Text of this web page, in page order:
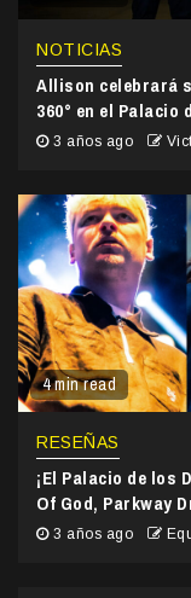
NOTICIAS
Allison celebrará
360° en el Palacio
3 años ago
4 min read
RESEÑAS
¡El Palacio de los
Of God, Parkway
3 años ago